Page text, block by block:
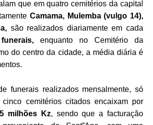
que em quatro cemitérios da capital
Camama, Mulemba (vulgo 14),
são realizados diariamente em cada
enquanto no Cemitério da
do centro da cidade, a média diária é
funerais realizados mensalmente, só
cemitérios citados encaixam por
milhões Kz, sendo que a facturação